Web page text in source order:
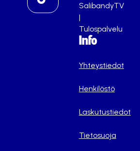
SalibandyTV
|
Tulospalvelu
Info
Yhteystiedot
Henkilöstö
Laskutustiedot
Tietosuoja